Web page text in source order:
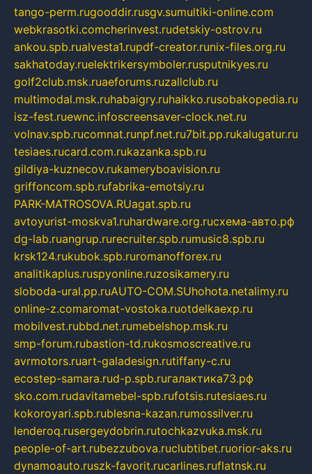
tango-perm.rugooddir.rusgv.sumultiki-online.com
webkrasotki.comcherinvest.rudetskiy-ostrov.ru
ankou.spb.rualvesta1.rupdf-creator.runix-files.org.ru
sakhatoday.ruelektrikersymboler.rusputnikyes.ru
golf2club.msk.ruaeforums.ruzallclub.ru
multimodal.msk.ruhabaigry.ruhaikko.rusobakopedia.ru
isz-fest.ruewnc.infoscreensaver-clock.net.ru
volnav.spb.rucomnat.runpf.net.ru7bit.pp.rukalugatur.ru
tesiaes.rucard.com.rukazanka.spb.ru
gildiya-kuznecov.rukameryboavision.ru
griffoncom.spb.rufabrika-emotsiy.ru
PARK-MATROSOVA.RUagat.spb.ru
avtoyurist-moskva1.ruhardware.org.ruсхема-авто.рф
dg-lab.ruangrup.rurecruiter.spb.rumusic8.spb.ru
krsk124.rukubok.spb.ruromanofforex.ru
analitikaplus.ruspyonline.ruzosikamery.ru
sloboda-ural.pp.ruAUTO-COM.SUhohota.netalimy.ru
online-z.comaromat-vostoka.ruotdelkaexp.ru
mobilvest.rubbd.net.rumebelshop.msk.ru
smp-forum.rubastion-td.rukosmoscreative.ru
avrmotors.ruart-galadesign.rutiffany-c.ru
ecostep-samara.rud-p.spb.ruгалактика73.рф
sko.com.rudavitamebel-spb.rufotsis.rutesiaes.ru
kokoroyari.spb.rublesna-kazan.rumossilver.ru
lenderoq.rusergeydobrin.rutochkazvuka.msk.ru
people-of-art.rubezzubova.ruclubtibet.ruorior-aks.ru
dynamoauto.ruszk-favorit.rucarlines.ruflatnsk.ru